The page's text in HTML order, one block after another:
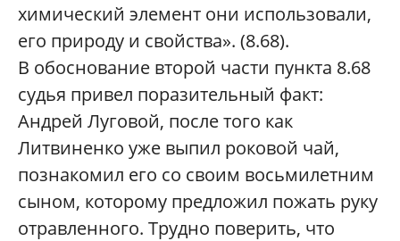
химический элемент они использовали,
его природу и свойства». (8.68).
В обоснование второй части пункта 8.68
судья привел поразительный факт:
Андрей Луговой, после того как
Литвиненко уже выпил роковой чай,
познакомил его со своим восьмилетним
сыном, которому предложил пожать руку
отравленного. Трудно поверить, что